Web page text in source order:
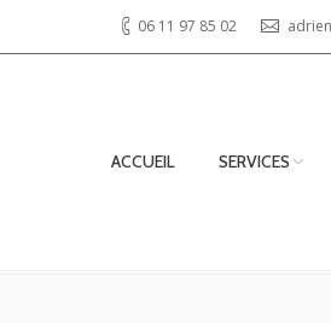
06 11 97 85 02
ACCUEIL SERVICES